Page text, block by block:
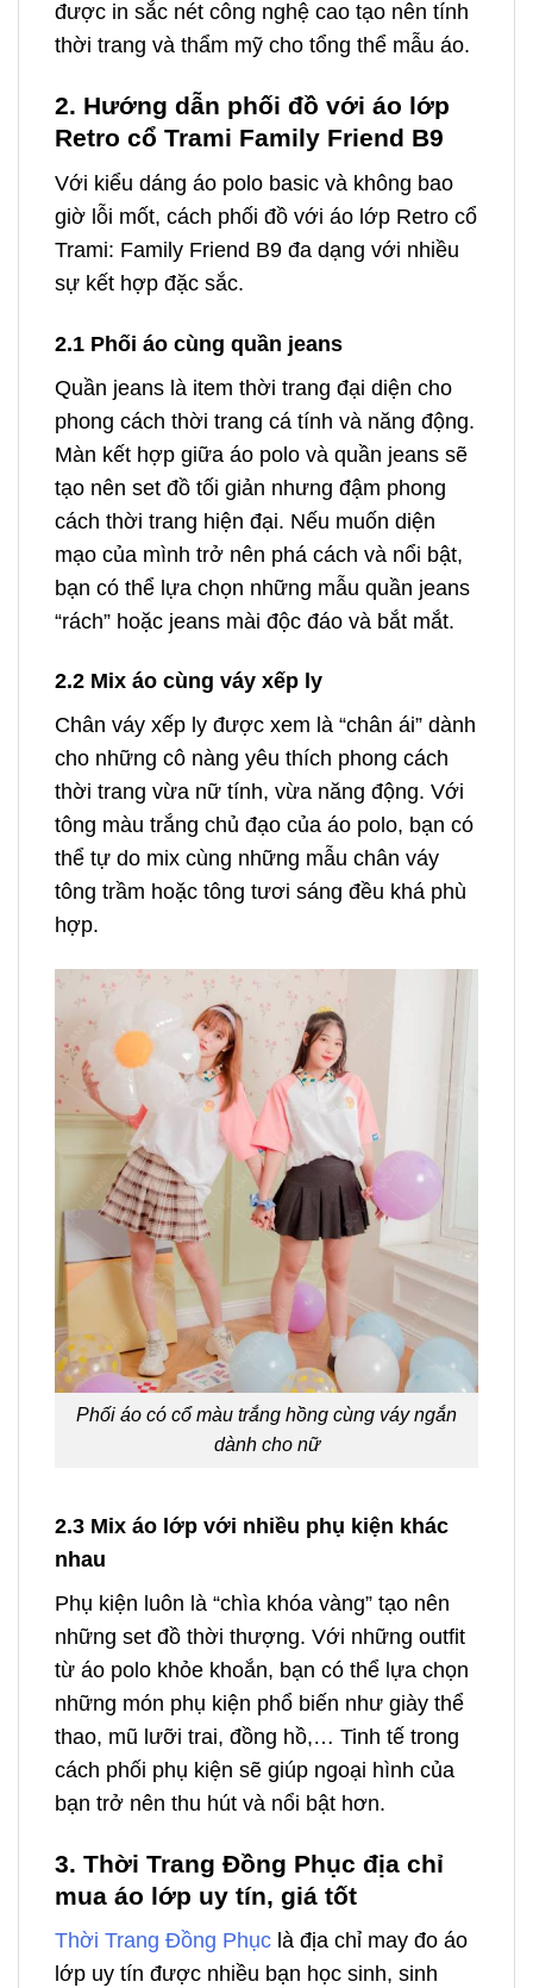
được in sắc nét công nghệ cao tạo nên tính
thời trang và thẩm mỹ cho tổng thể mẫu áo.
2. Hướng dẫn phối đồ với áo lớp
Retro cổ Trami Family Friend B9
Với kiểu dáng áo polo basic và không bao
giờ lỗi mốt, cách phối đồ với áo lớp Retro cổ
Trami: Family Friend B9 đa dạng với nhiều
sự kết hợp đặc sắc.
2.1 Phối áo cùng quần jeans
Quần jeans là item thời trang đại diện cho
phong cách thời trang cá tính và năng động.
Màn kết hợp giữa áo polo và quần jeans sẽ
tạo nên set đồ tối giản nhưng đậm phong
cách thời trang hiện đại. Nếu muốn diện
mạo của mình trở nên phá cách và nổi bật,
bạn có thể lựa chọn những mẫu quần jeans
“rách” hoặc jeans mài độc đáo và bắt mắt.
2.2 Mix áo cùng váy xếp ly
Chân váy xếp ly được xem là “chân ái” dành
cho những cô nàng yêu thích phong cách
thời trang vừa nữ tính, vừa năng động. Với
tông màu trắng chủ đạo của áo polo, bạn có
thể tự do mix cùng những mẫu chân váy
tông trầm hoặc tông tươi sáng đều khá phù
hợp.
Phối áo có cổ màu trắng hồng cùng váy ngắn
dành cho nữ
2.3 Mix áo lớp với nhiều phụ kiện khác
nhau
Phụ kiện luôn là “chìa khóa vàng” tạo nên
những set đồ thời thượng. Với những outfit
từ áo polo khỏe khoắn, bạn có thể lựa chọn
những món phụ kiện phổ biến như giày thể
thao, mũ lưỡi trai, đồng hồ,… Tinh tế trong
cách phối phụ kiện sẽ giúp ngoại hình của
bạn trở nên thu hút và nổi bật hơn.
3. Thời Trang Đồng Phục địa chỉ
mua áo lớp uy tín, giá tốt
Thời Trang Đồng Phục là địa chỉ may đo áo
lớp uy tín được nhiều bạn học sinh, sinh